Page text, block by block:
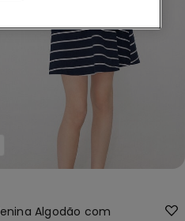
Algodão com